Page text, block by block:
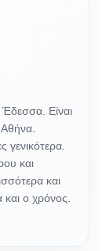
Είναι
γενικότερα.
και
και
και ο χρόνος.